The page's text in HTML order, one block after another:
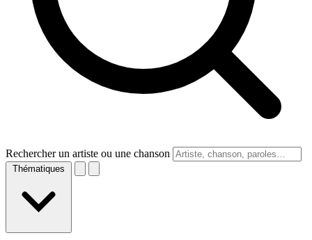
Rechercher un artiste ou une chanson
Thématiques